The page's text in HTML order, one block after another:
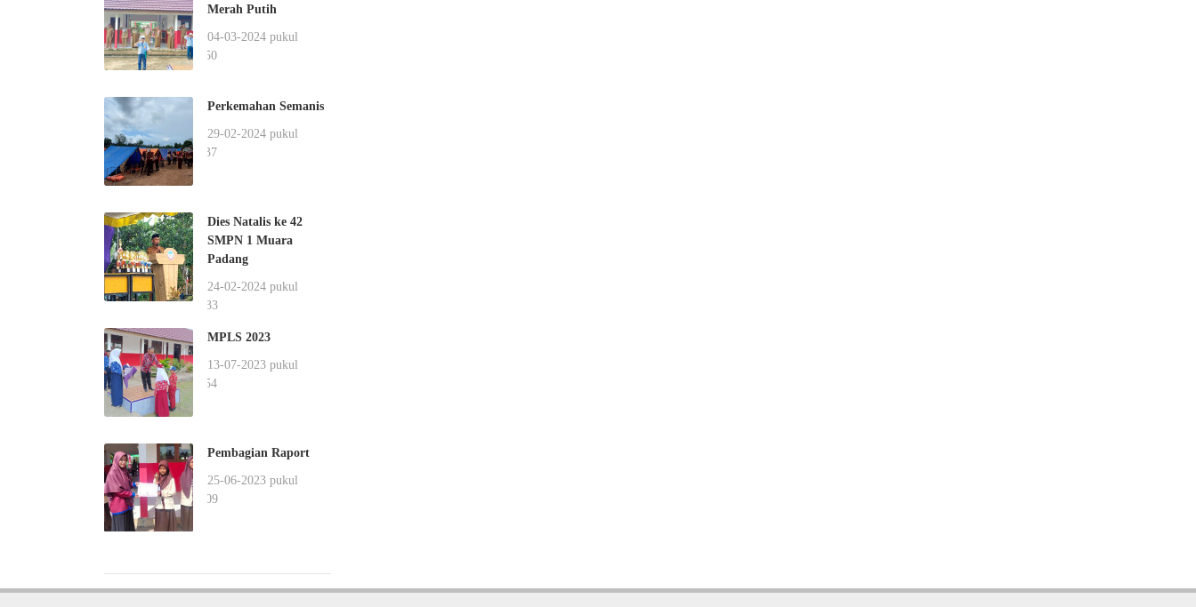
Merah Putih
04-03-2024 pukul
11:50
Perkemahan Semanis
29-02-2024 pukul
11:37
Dies Natalis ke 42
SMPN 1 Muara
Padang
24-02-2024 pukul
10:33
MPLS 2023
13-07-2023 pukul
11:54
Pembagian Raport
25-06-2023 pukul
12:09